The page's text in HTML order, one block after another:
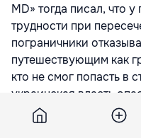
MD» тогда писал, что
трудности при
пограничники
путешествующим как
кто не смог попасть в
украинская власть
протеста).